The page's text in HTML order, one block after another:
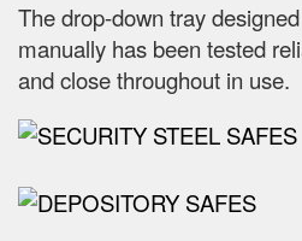
The drop-down tray
manually has been tested
and close throughout in use.